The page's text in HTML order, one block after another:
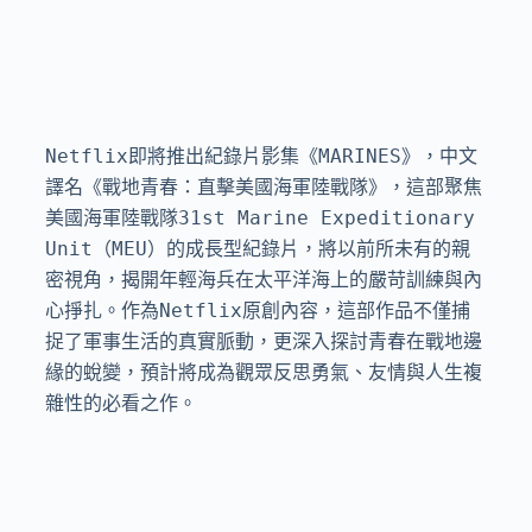
Netflix即將推出紀錄片影集《MARINES》，中文
譯名《戰地青春：直擊美國海軍陸戰隊》，這部聚焦
美國海軍陸戰隊31st Marine Expeditionary
Unit（MEU）的成長型紀錄片，將以前所未有的親
密視角，揭開年輕海兵在太平洋海上的嚴苛訓練與內
心掙扎。作為Netflix原創內容，這部作品不僅捕
捉了軍事生活的真實脈動，更深入探討青春在戰地邊
緣的蛻變，預計將成為觀眾反思勇氣、友情與人生複
雜性的必看之作。